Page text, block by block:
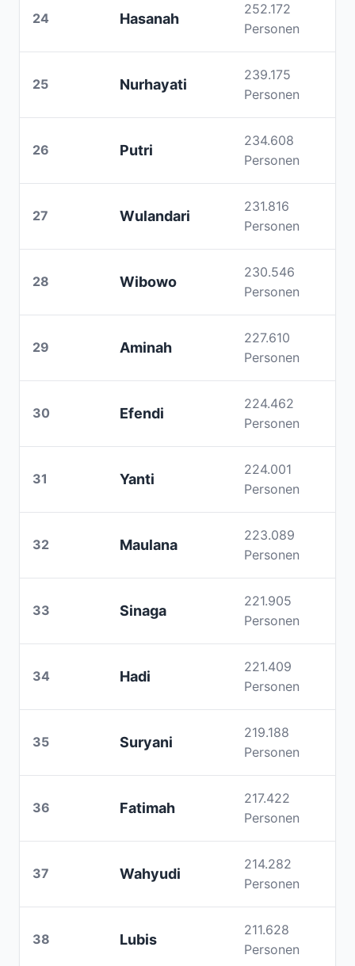
24 Hasanah
252.172
Personen
25 Nurhayati
239.175
Personen
26 Putri
234.608
Personen
27 Wulandari
231.816
Personen
28 Wibowo
230.546
Personen
29 Aminah
227.610
Personen
30 Efendi
224.462
Personen
31 Yanti
224.001
Personen
32 Maulana
223.089
Personen
33 Sinaga
221.905
Personen
34 Hadi
221.409
Personen
35 Suryani
219.188
Personen
36 Fatimah
217.422
Personen
37 Wahyudi
214.282
Personen
38 Lubis
211.628
Personen